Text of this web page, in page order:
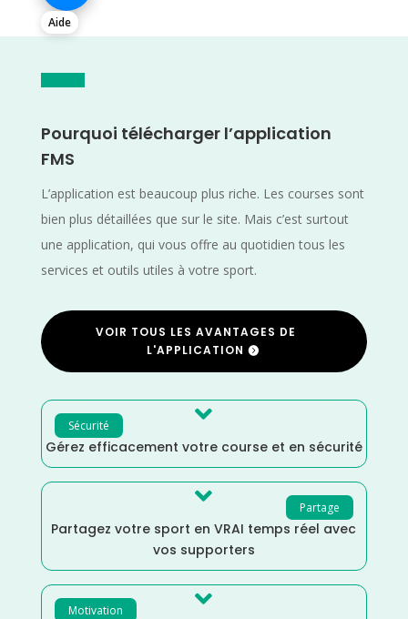
Aide
Pourquoi télécharger l’application
FMS
L’application est beaucoup plus riche. Les courses sont
bien plus détaillées que sur le site. Mais c’est surtout
une application, qui vous offre au quotidien tous les
services et outils utiles à votre sport.
VOIR TOUS LES AVANTAGES DE
L'APPLICATION
Sécurité 
Gérez efficacement votre course et en sécurité
Partage

Partagez votre sport en VRAI temps réel avec
vos supporters
Motivation 